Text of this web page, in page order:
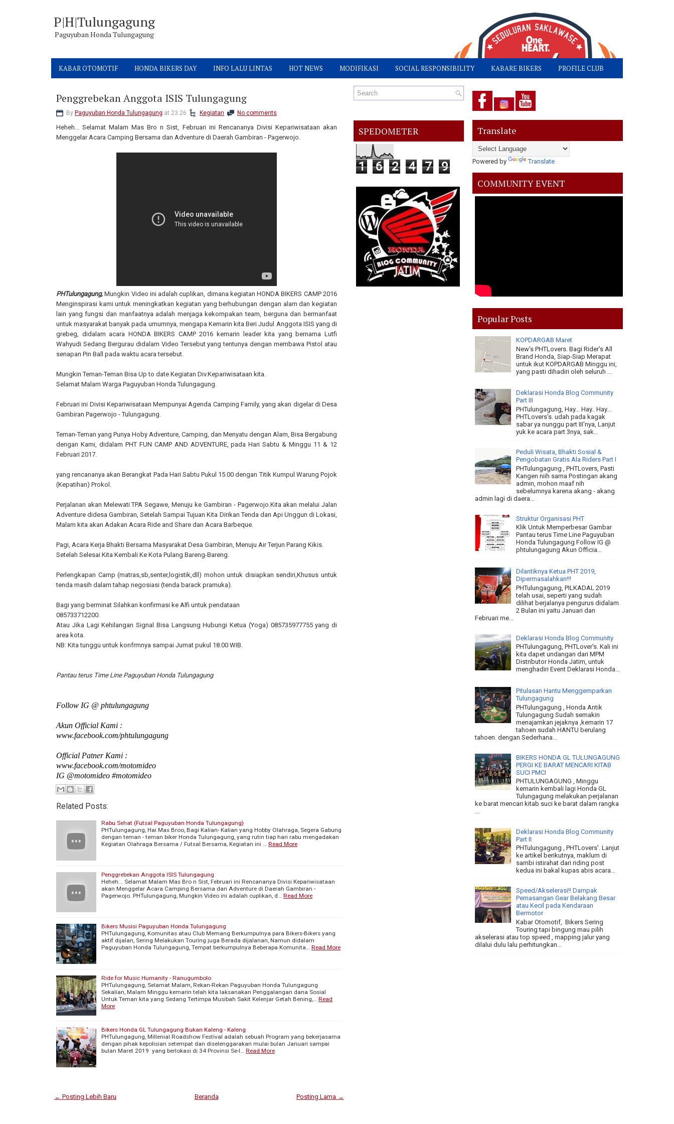
P|H|Tulungagung
Paguyuban Honda Tulungagung
KABAR OTOMOTIF HONDA BIKERS DAY INFO LALU LINTAS HOT NEWS MODIFIKASI SOCIAL RESPONSIBILITY KABARE BIKERS PROFILE CLUB
Penggrebekan Anggota ISIS Tulungagung
By Paguyuban Honda Tulungagung at 23.26 Kegiatan No comments
Heheh... Selamat Malam Mas Bro n Sist, Februari ini Rencananya Divisi Kepariwisataan akan
Menggelar Acara Camping Bersama dan Adventure di Daerah Gambiran - Pagerwojo.
PHTulungagung, Mungkin Video ini adalah cuplikan, dimana kegiatan HONDA BIKERS CAMP 2016
Menginspirasi kami untuk meningkatkan kegiatan yang berhubungan dengan alam dan kegiatan
lain yang fungsi dan manfaatnya adalah menjaga kekompakan team, berguna dan bermanfaat
untuk masyarakat banyak pada umumnya, mengapa Kemarin kita Beri Judul Anggota ISIS yang di
grebeg, didalam acara HONDA BIKERS CAMP 2016 kemarin leader kita yang bernama Lutfi
Wahyudi Sedang Bergurau didalam Video Tersebut yang tentunya dengan membawa Pistol atau
senapan Pin Ball pada waktu acara tersebut.
Mungkin Teman-Teman Bisa Up to date Kegiatan Div.Kepariwisataan kita.
Selamat Malam Warga Paguyuban Honda Tulungagung.
Februari ini Divisi Kepariwisataan Mempunyai Agenda Camping Family, yang akan digelar di Desa
Gambiran Pagerwojo - Tulungagung.
Teman-Teman yang Punya Hoby Adventure, Camping, dan Menyatu dengan Alam, Bisa Bergabung
dengan Kami, didalam PHT FUN CAMP AND ADVENTURE, pada Hari Sabtu & Minggu 11 & 12
Februari 2017.
yang rencananya akan Berangkat Pada Hari Sabtu Pukul 15.00 dengan Titik Kumpul Warung Pojok
(Kepatihan) Prokol.
Perjalanan akan Melewati TPA Segawe, Menuju ke Gambiran - Pagerwojo.Kita akan melalui Jalan
Adventure didesa Gambiran, Setelah Sampai Tujuan Kita Dirikan Tenda dan Api Unggun di Lokasi,
Malam kita akan Adakan Acara Ride and Share dan Acara Barbeque.
Pagi, Acara Kerja Bhakti Bersama Masyarakat Desa Gambiran, Menuju Air Terjun Parang Kikis.
Setelah Selesai Kita Kembali Ke Kota Pulang Bareng-Bareng.
Perlengkapan Camp (matras,sb,senter,logistik,dll) mohon untuk disiapkan sendiri,Khusus untuk
tenda masih dalam tahap negosiasi (tenda barack pramuka).
Bagi yang berminat Silahkan konfirmasi ke Alfi untuk pendataan
085733712200.
Atau Jika Lagi Kehilangan Signal Bisa Langsung Hubungi Ketua (Yoga) 085735977755 yang di
area kota.
NB: Kita tunggu untuk konfrmnya sampai Jumat pukul 18.00 WIB.
Pantau terus Time Line Paguyuban Honda Tulungagung
Follow IG @ phtulungagung
Akun Official Kami :
www.facebook.com/phtulungagung
Official Patner Kami :
www.facebook.com/motomideo
IG @motomideo #motomideo
Related Posts:
Rabu Sehat (Futsal Paguyuban Honda Tulungagung)
PHTulungagung, Hai Mas Broo, Bagi Kalian- Kalian yang Hobby Olahraga, Segera Gabung
dengan teman - teman biker Honda Tulungagung, yang rutin tiap hari rabu mengadakan
Kegiatan Olahraga Bersama / Futsal Bersama, Kegiatan ini …
Read More
Penggrebekan Anggota ISIS Tulungagung
Heheh... Selamat Malam Mas Bro n Sist, Februari ini Rencananya Divisi Kepariwisataan
akan Menggelar Acara Camping Bersama dan Adventure di Daerah Gambiran -
Pagerwojo. PHTulungagung, Mungkin Video ini adalah cuplikan, d…
Read More
Bikers Musisi Paguyuban Honda Tulungagung
PHTulungagung, Komunitas atau Club Memang Berkumpulnya para Bikers-Bikers yang
aktif dijalan, Sering Melakukan Touring juga Berada dijalanan, Namun didalam
Paguyuban Honda Tulungagung, Tempat berkumpulnya Beberapa Komunita…
Read More
Ride for Music Humanity - Ranugumbolo
PHTulungagung, Selamat Malam, Rekan-Rekan Paguyuban Honda Tulungagung
Sekalian, Malam Minggu kemarin telah kita laksanakan Penggalangan dana Sosial
Untuk Teman kita yang Sedang Tertimpa Musibah Sakit Kelenjar Getah Bening,…
Read
More
Bikers Honda GL Tulungagung Bukan Kaleng - Kaleng
PHTulungagung, Millenial Roadshow Festival adalah sebuah Program yang bekerjasama
dengan pihak kepolisian setempat dan diselenggarakan mulai bulan Januari sampai
bulan Maret 2019 yang berlokasi di 34 Provinsi Se-I…
Read More
← Posting Lebih Baru Posting Lama →
Beranda
SPEDOMETER
1 6 2 4 7 9
Translate
Powered by Translate
COMMUNITY EVENT
Popular Posts
KOPDARGAB Maret
New's PHTLovers. Bagi Rider's All
Brand Honda, Siap-Siap Merapat
untuk ikut KOPDARGAB Minggu ini,
yang pasti dihadiri oleh seluruh ...
Deklarasi Honda Blog Community
Part III
PHTulungagung, Hay... Hay.. Hay...
PHTLovers's. udah pada kagak
sabar ya nunggu part III'nya, Lanjut
yuk ke acara part 3nya, sak...
Peduli Wisata, Bhakti Sosial &
Pengobatan Gratis Ala Riders Part I
PHTulungagung , PHTLovers, Pasti
Kangen niih sama Postingan akang
admin, mohon maaf nih
sebelumnya karena akang - akang
admin lagi di daera...
Struktur Organisasi PHT
Klik Untuk Memperbesar Gambar
Pantau terus Time Line Paguyuban
Honda Tulungagung Follow IG @
phtulungagung Akun Officia...
Dilantiknya Ketua PHT 2019,
Dipermasalahkan!!!
PHTulungagung, PILKADAL 2019
telah usai, seperti yang sudah
dilihat berjalanya pengurus didalam
2 Bulan ini yaitu Januari dan
Februari me...
Deklarasi Honda Blog Community
PHTulungagung, PHTLover's. Kali ini
kita dapet undangan dari MPM
Distributor Honda Jatim, untuk
menghadiri Event Deklarasi Honda...
Pitulasan Hantu Menggemparkan
Tulungagung
PHTulungagung , Honda Antik
Tulungagung Sudah semakin
menajamkan jejaknya ,kemarin 17
tahoen sudah HANTU berulang
tahoen. dengan Sederhana...
BIKERS HONDA GL TULUNGAGUNG
PERGI KE BARAT MENCARI KITAB
SUCI PMCI
PHTULUNGAGUNG , Minggu
kemarin kembali lagi Honda GL
Tulungagung melakukan perjalanan
ke barat mencari kitab suci ke barat dalam rangka
...
Deklarasi Honda Blog Community
Part II
PHTulungagung , PHTLovers'. Lanjut
ke artikel berikutnya, maklum di
sambi istirahat dari riding post
kedua ini bakal kupas abis acara...
Speed/Akselerasi!! Dampak
Pemasangan Gear Belakang Besar
atau Kecil pada Kendaraan
Bermotor
Kabar Otomotif, Bikers Sering
Touring tapi bingung mau pilih
akselerasi atau top speed , mapping jalur yang
dilalui dulu lalu perhitungkan...